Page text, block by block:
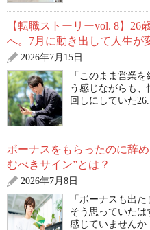
【転職ストーリーvol. 8】
へ。7月に動き出して人生が
2026年7月15日
「このまま営業
う感じながらも
回しにしていた26...
ボーナスをもらったのに辞
むべきサイン”とは？
2026年7月8日
「ボーナスも出
そう思っていたは
感じていませんか...